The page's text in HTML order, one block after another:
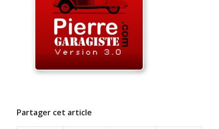
Partager cet article